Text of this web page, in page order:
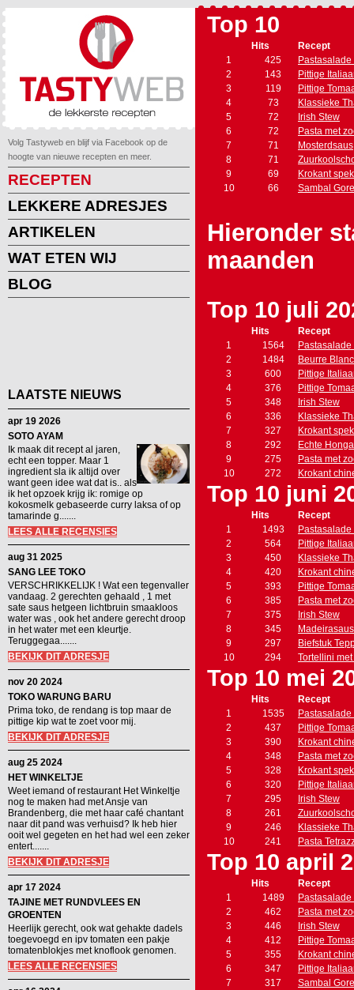
Volg Tastyweb en blijf via Facebook op de
hoogte van nieuwe recepten en meer.
RECEPTEN
LEKKERE ADRESJES
ARTIKELEN
WAT ETEN WIJ
BLOG
LAATSTE NIEUWS
apr 19 2026
SOTO AYAM
Ik maak dit recept al jaren,
echt een topper. Maar 1
ingredient sla ik altijd over
want geen idee wat dat is.. als
ik het opzoek krijg ik: romige op
kokosmelk gebaseerde curry laksa of op
tamarinde g.......
LEES ALLE RECENSIES
aug 31 2025
SANG LEE TOKO
VERSCHRIKKELIJK ! Wat een tegenvaller
vandaag. 2 gerechten gehaald , 1 met
sate saus hetgeen lichtbruin smaakloos
water was , ook het andere gerecht droop
in het water met een kleurtje.
Teruggegaa.......
BEKIJK DIT ADRESJE
nov 20 2024
TOKO WARUNG BARU
Prima toko, de rendang is top maar de
pittige kip wat te zoet voor mij.
BEKIJK DIT ADRESJE
aug 25 2024
HET WINKELTJE
Weet iemand of restaurant Het Winkeltje
nog te maken had met Ansje van
Brandenberg, die met haar café chantant
naar dit pand was verhuisd? Ik heb hier
ooit wel gegeten en het had wel een zeker
entert.......
BEKIJK DIT ADRESJE
apr 17 2024
TAJINE MET RUNDVLEES EN
GROENTEN
Heerlijk gerecht, ook wat gehakte dadels
toegevoegd en ipv tomaten een pakje
tomatenblokjes met knoflook genomen.
LEES ALLE RECENSIES
Top 10
Hits
Recept
1
425
2
143
Pittige
3
119
Pittige
4
73
Klassieke
5
72
Irish Stew
6
72
Pasta met
7
71
Mosterdsaus
8
71
9
69
Krokant
10
66 Sambal
Hieronder
maanden
Top 10 juli
Hits
Recept
1
1564
2
1484
Beurre
3
600
Pittige
4
376
Pittige
5
348
Irish Stew
6
336
Klassieke
7
327
Krokant
8
292
Echte
9
275
Pasta met
10
272 Krokant
Top 10 juni
Hits
Recept
1
1493
2
564
Pittige
3
450
Klassieke
4
420
Krokant
5
393
Pittige
6
385
Pasta met
7
375
Irish Stew
8
345
Madeirasaus
9
297
Biefstuk
10
294 Tortellini
Top 10 mei
Hits
Recept
1
1535
2
437
Pittige
3
390
Krokant
4
348
Pasta met
5
328
Krokant
6
320
Pittige
7
295
Irish Stew
8
261
9
246
Klassieke
10
241 Pasta
Top 10 april
Hits
Recept
1
1489
2
462
Pasta met
3
446
Irish Stew
4
412
Pittige
5
355
Krokant
6
347
Pittige
7
317
Sambal